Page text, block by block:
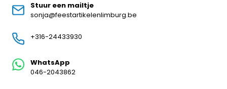
Stuur een mailtje
sonja@feestartikelenlimburg.be
+316-24433930
WhatsApp
046-2043862